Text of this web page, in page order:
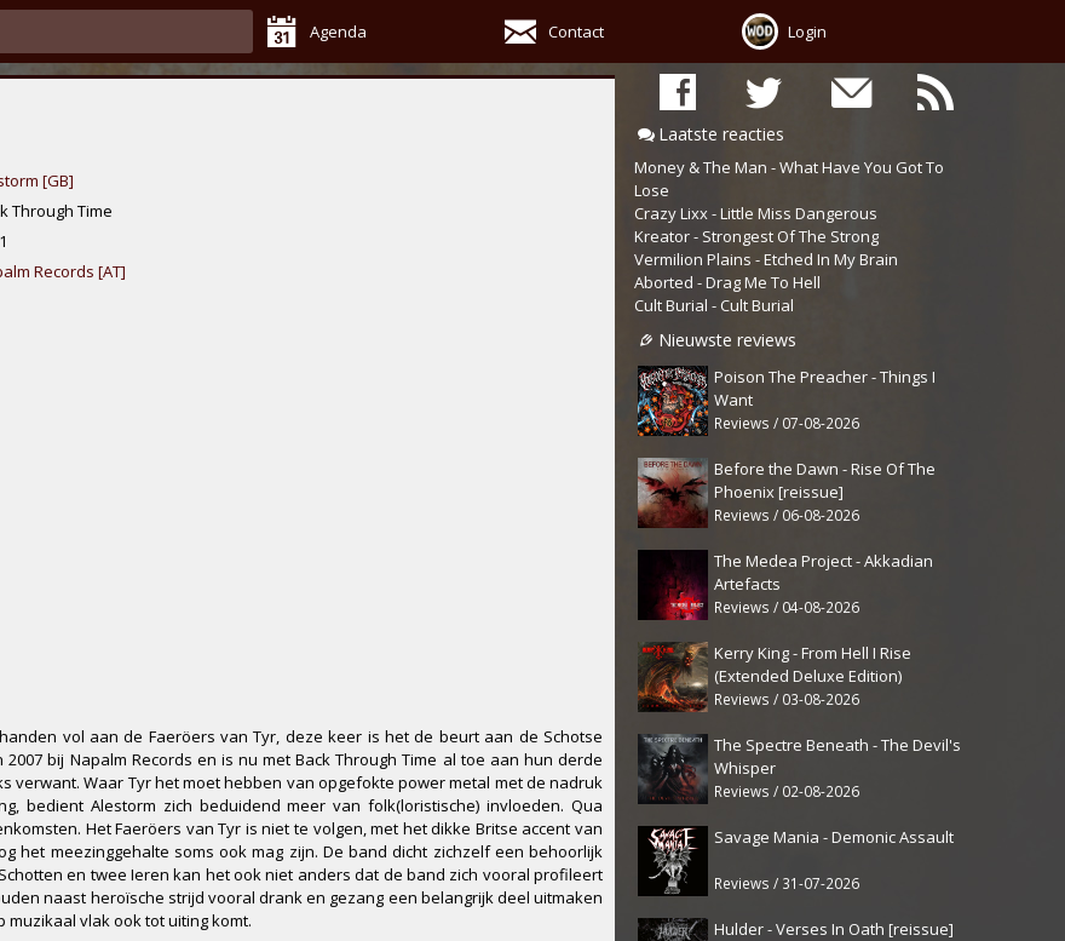
Agenda Contact Login
Laatste reacties
Money & The Man - What Have You Got To
Lose
Crazy Lixx - Little Miss Dangerous
Kreator - Strongest Of The Strong
Vermilion Plains - Etched In My Brain
Aborted - Drag Me To Hell
Cult Burial - Cult Burial
Nieuwste reviews
Poison The Preacher - Things I
Want
Reviews / 07-08-2026
Before the Dawn - Rise Of The
Phoenix [reissue]
Reviews / 06-08-2026
The Medea Project - Akkadian
Artefacts
Reviews / 04-08-2026
Kerry King - From Hell I Rise
(Extended Deluxe Edition)
Reviews / 03-08-2026
The Spectre Beneath - The Devil's
Whisper
Reviews / 02-08-2026
Savage Mania - Demonic Assault
Reviews / 31-07-2026
Hulder - Verses In Oath [reissue]
[GB]
Through Time
Records [AT]
vol aan de Faeröers van Tyr, deze keer is het de beurt aan de Schotse
bij Napalm Records en is nu met Back Through Time al toe aan hun derde
verwant. Waar Tyr het moet hebben van opgefokte power metal met de nadruk
bedient Alestorm zich beduidend meer van folk(loristische) invloeden. Qua
Het Faeröers van Tyr is niet te volgen, met het dikke Britse accent van
het meezinggehalte soms ook mag zijn. De band dicht zichzelf een behoorlijk
en twee Ieren kan het ook niet anders dat de band zich vooral profileert
naast heroïsche strijd vooral drank en gezang een belangrijk deel uitmaken
vlak ook tot uiting komt.